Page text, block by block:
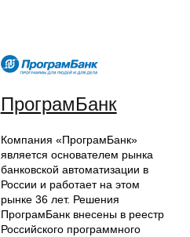
ПрограмБанк
Компания «ПрограмБанк»
является основателем рынка
банковской автоматизации в
России и работает на этом
рынке 36 лет. Решения
ПрограмБанк внесены в реестр
Российского программного